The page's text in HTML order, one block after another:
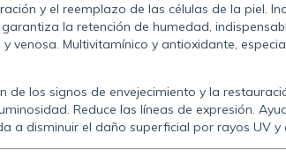
y el reemplazo de las células de la piel.
la retención de humedad,
venosa. Multivitamínico y antioxidante,
de los signos de envejecimiento y la
Reduce las líneas de expresión.
a disminuir el daño superficial por rayos UV y